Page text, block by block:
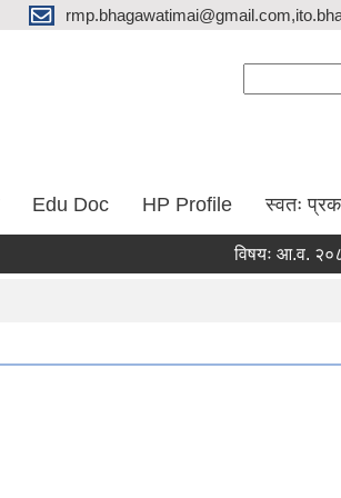
Edu Doc HP Profile स्वतः
विषयः आ.व. २०८३/